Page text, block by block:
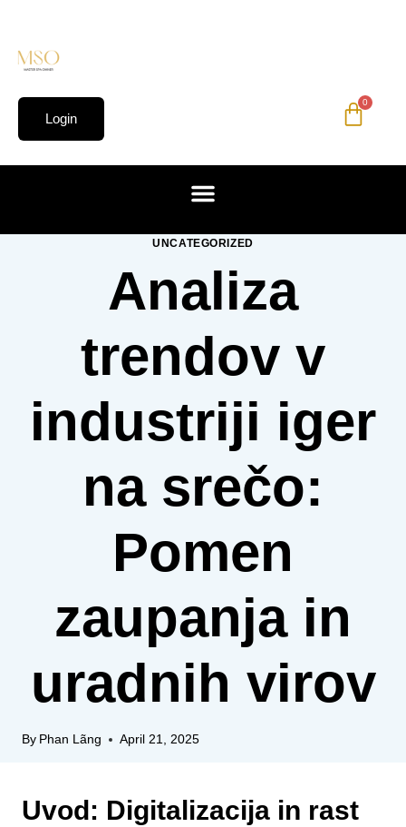
Login
0
UNCATEGORIZED
Analiza
trendov v
industriji iger
na srečo:
Pomen
zaupanja in
uradnih virov
By Phan Lãng April 21, 2025
Uvod: Digitalizacija in rast